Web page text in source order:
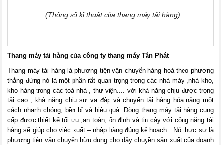
(Thông số kĩ thuật của thang máy tải hàng)
Thang máy tải hàng của công ty thang máy Tân Phát
Thang máy tải hàng là phương tiện vận chuyển hàng hoá theo phương
thẳng đứng nó là một phần rất quan trọng trong các nhà máy ,nhà kho,
kho hàng trong các toà nhà , thư viện.... với khả năng chịu được trọng
tải cao , khả năng chịu sự va đập và chuyển tải hàng hóa nặng một
cách nhanh chóng, bền bỉ và hiệu quả. Dòng thang máy tải hàng cung
cấp được thiết kế tối ưu ,an toàn, ổn định và tin cậy với công năng tải
hàng sẽ giúp cho việc xuất – nhập hàng đúng kế hoạch . Nó thực sự là
phương tiện vận chuyển hữu dụng cho dây chuyền sản xuất của doanh